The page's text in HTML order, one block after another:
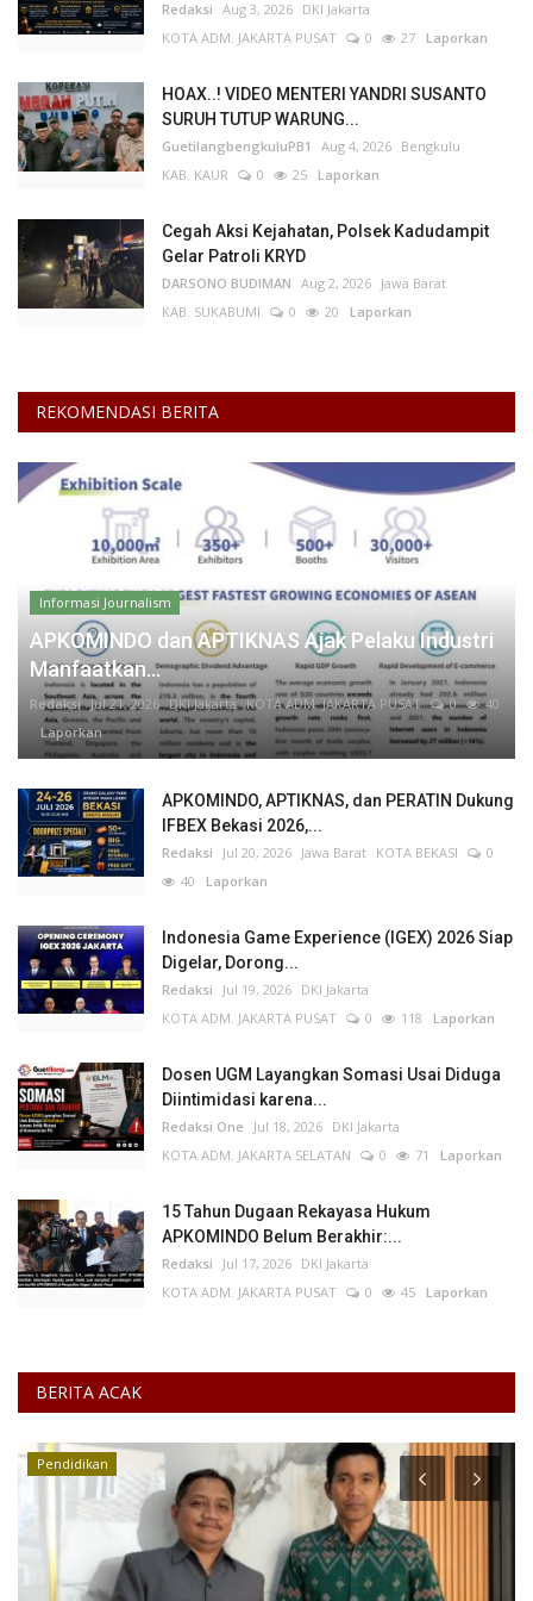
Redaksi Aug 3, 2026 DKI Jakarta
KOTA ADM. JAKARTA PUSAT
0 27 Laporkan
HOAX..! VIDEO MENTERI YANDRI SUSANTO
SURUH TUTUP WARUNG...
GuetilangbengkuluPB1 Aug 4, 2026 Bengkulu
KAB. KAUR
0 25 Laporkan
Cegah Aksi Kejahatan, Polsek Kadudampit
Gelar Patroli KRYD
DARSONO BUDIMAN Aug 2, 2026 Jawa Barat
KAB. SUKABUMI
0 20 Laporkan
REKOMENDASI BERITA
Informasi Journalism
APKOMINDO dan APTIKNAS Ajak Pelaku Industri
Manfaatkan...
Redaksi Jul 21, 2026 DKI Jakarta KOTA ADM. JAKARTA PUSAT 0
40
Laporkan
APKOMINDO, APTIKNAS, dan PERATIN Dukung
IFBEX Bekasi 2026,...
Redaksi Jul 20, 2026 Jawa Barat KOTA BEKASI
0
40 Laporkan
Indonesia Game Experience (IGEX) 2026 Siap
Digelar, Dorong...
Redaksi Jul 19, 2026 DKI Jakarta
KOTA ADM. JAKARTA PUSAT
0 118 Laporkan
Dosen UGM Layangkan Somasi Usai Diduga
Diintimidasi karena...
Redaksi One Jul 18, 2026 DKI Jakarta
KOTA ADM. JAKARTA SELATAN
0 71 Laporkan
15 Tahun Dugaan Rekayasa Hukum
APKOMINDO Belum Berakhir:...
Redaksi Jul 17, 2026 DKI Jakarta
KOTA ADM. JAKARTA PUSAT
0 45 Laporkan
BERITA ACAK
Pelanggaran